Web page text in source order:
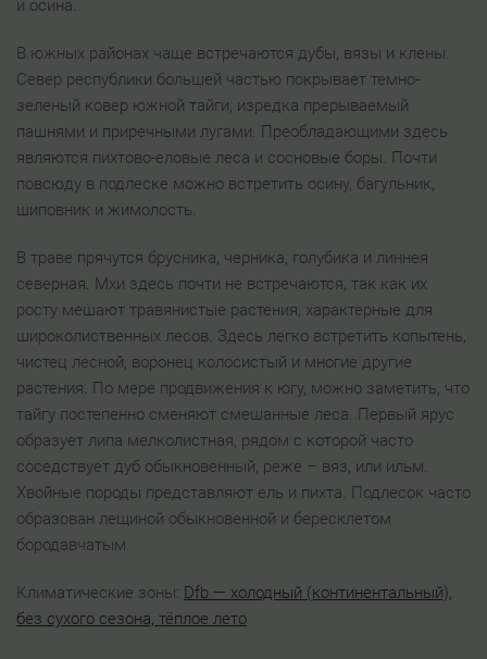
и осина.
В южных районах чаще встречаются дубы, вязы и клены.
Север республики большей частью покрывает темно-
зеленый ковер южной тайги, изредка прерываемый
пашнями и приречными лугами. Преобладающими здесь
являются пихтово-еловые леса и сосновые боры. Почти
повсюду в подлеске можно встретить осину, багульник,
шиповник и жимолость.
В траве прячутся брусника, черника, голубика и линнея
северная. Мхи здесь почти не встречаются, так как их
росту мешают травянистые растения, характерные для
широколиственных лесов. Здесь легко встретить копытень,
чистец лесной, воронец колосистый и многие другие
растения. По мере продвижения к югу, можно заметить, что
тайгу постепенно сменяют смешанные леса. Первый ярус
образует липа мелколистная, рядом с которой часто
соседствует дуб обыкновенный, реже – вяз, или ильм.
Хвойные породы представляют ель и пихта. Подлесок часто
образован лещиной обыкновенной и бересклетом
бородавчатым.
Климатические зоны: Dfb — холодный (континентальный),
без сухого сезона, тёплое лето